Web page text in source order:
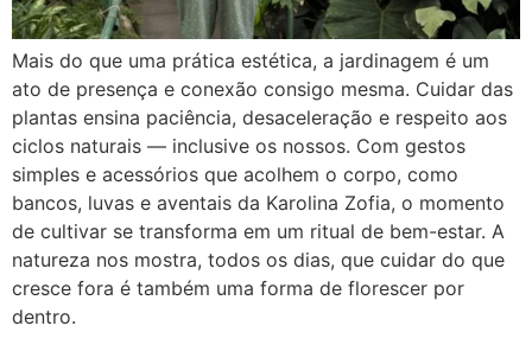
Mais do que uma prática estética, a jardinagem é um
ato de presença e conexão consigo mesma. Cuidar das
plantas ensina paciência, desaceleração e respeito aos
ciclos naturais — inclusive os nossos. Com gestos
simples e acessórios que acolhem o corpo, como
bancos, luvas e aventais da Karolina Zofia, o momento
de cultivar se transforma em um ritual de bem-estar. A
natureza nos mostra, todos os dias, que cuidar do que
cresce fora é também uma forma de florescer por
dentro.